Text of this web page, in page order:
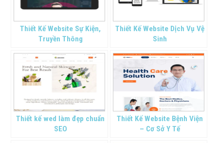
Thiết Kế Website Sự Kiện,
Truyền Thông
Thiết Kế Website Dịch Vụ Vệ
Sinh
Thiết kế wed làm đẹp chuẩn
SEO
Thiết Kế Website Bệnh Viện
– Cơ Sở Y Tế